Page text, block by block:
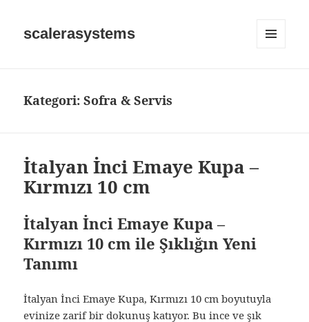
scalerasystems
Kategori:Sofra & Servis
İtalyan İnci Emaye Kupa –
Kırmızı 10 cm
İtalyan İnci Emaye Kupa –
Kırmızı 10 cm ile Şıklığın Yeni
Tanımı
İtalyan İnci Emaye Kupa, Kırmızı 10 cm boyutuyla
evinize zarif bir dokunuş katıyor. Bu ince ve şık